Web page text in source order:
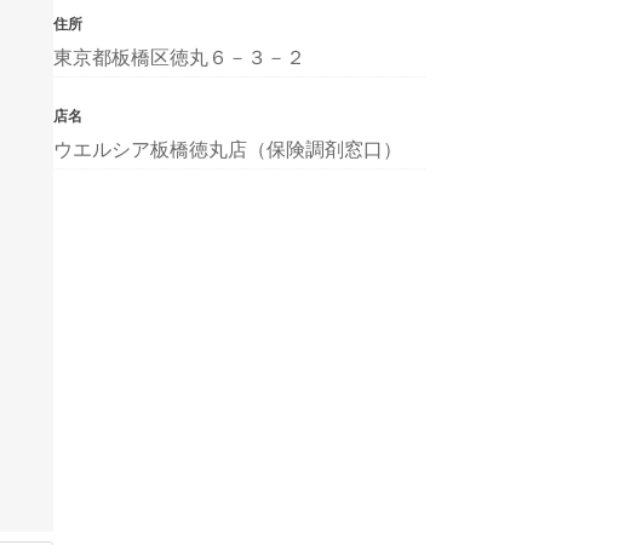
住所
東京都板橋区徳丸６－３－２
店名
ウエルシア板橋徳丸店（保険調剤窓口）